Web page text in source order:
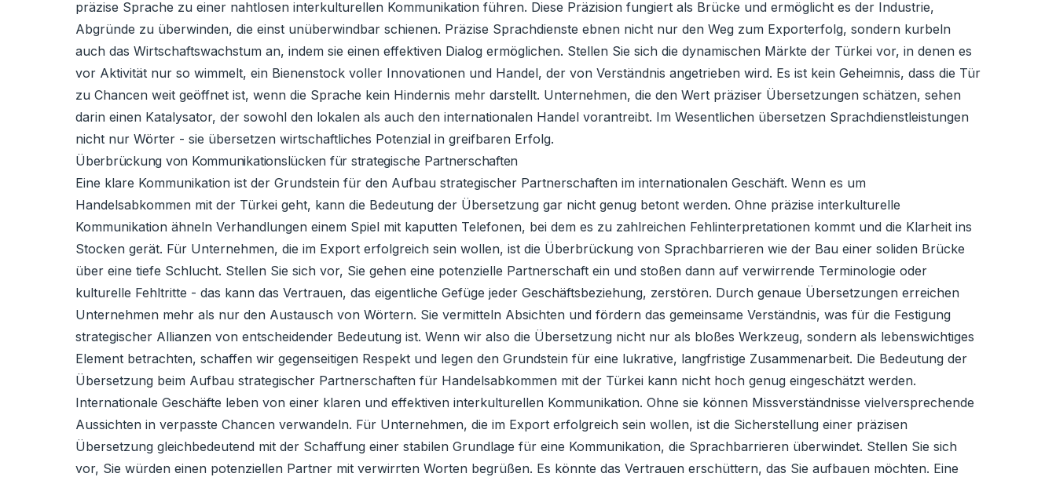
präzise Sprache zu einer nahtlosen interkulturellen Kommunikation führen. Diese Präzision fungiert als Brücke und ermöglicht es der Industrie,
Abgründe zu überwinden, die einst unüberwindbar schienen. Präzise Sprachdienste ebnen nicht nur den Weg zum Exporterfolg, sondern kurbeln
auch das Wirtschaftswachstum an, indem sie einen effektiven Dialog ermöglichen. Stellen Sie sich die dynamischen Märkte der Türkei vor, in denen es
vor Aktivität nur so wimmelt, ein Bienenstock voller Innovationen und Handel, der von Verständnis angetrieben wird. Es ist kein Geheimnis, dass die Tür
zu Chancen weit geöffnet ist, wenn die Sprache kein Hindernis mehr darstellt. Unternehmen, die den Wert präziser Übersetzungen schätzen, sehen
darin einen Katalysator, der sowohl den lokalen als auch den internationalen Handel vorantreibt. Im Wesentlichen übersetzen Sprachdienstleistungen
nicht nur Wörter - sie übersetzen wirtschaftliches Potenzial in greifbaren Erfolg.
Überbrückung von Kommunikationslücken für strategische Partnerschaften
Eine klare Kommunikation ist der Grundstein für den Aufbau strategischer Partnerschaften im internationalen Geschäft. Wenn es um
Handelsabkommen mit der Türkei geht, kann die Bedeutung der Übersetzung gar nicht genug betont werden. Ohne präzise interkulturelle
Kommunikation ähneln Verhandlungen einem Spiel mit kaputten Telefonen, bei dem es zu zahlreichen Fehlinterpretationen kommt und die Klarheit ins
Stocken gerät. Für Unternehmen, die im Export erfolgreich sein wollen, ist die Überbrückung von Sprachbarrieren wie der Bau einer soliden Brücke
über eine tiefe Schlucht. Stellen Sie sich vor, Sie gehen eine potenzielle Partnerschaft ein und stoßen dann auf verwirrende Terminologie oder
kulturelle Fehltritte - das kann das Vertrauen, das eigentliche Gefüge jeder Geschäftsbeziehung, zerstören. Durch genaue Übersetzungen erreichen
Unternehmen mehr als nur den Austausch von Wörtern. Sie vermitteln Absichten und fördern das gemeinsame Verständnis, was für die Festigung
strategischer Allianzen von entscheidender Bedeutung ist. Wenn wir also die Übersetzung nicht nur als bloßes Werkzeug, sondern als lebenswichtiges
Element betrachten, schaffen wir gegenseitigen Respekt und legen den Grundstein für eine lukrative, langfristige Zusammenarbeit. Die Bedeutung der
Übersetzung beim Aufbau strategischer Partnerschaften für Handelsabkommen mit der Türkei kann nicht hoch genug eingeschätzt werden.
Internationale Geschäfte leben von einer klaren und effektiven interkulturellen Kommunikation. Ohne sie können Missverständnisse vielversprechende
Aussichten in verpasste Chancen verwandeln. Für Unternehmen, die im Export erfolgreich sein wollen, ist die Sicherstellung einer präzisen
Übersetzung gleichbedeutend mit der Schaffung einer stabilen Grundlage für eine Kommunikation, die Sprachbarrieren überwindet. Stellen Sie sich
vor, Sie würden einen potenziellen Partner mit verwirrten Worten begrüßen. Es könnte das Vertrauen erschüttern, das Sie aufbauen möchten. Eine